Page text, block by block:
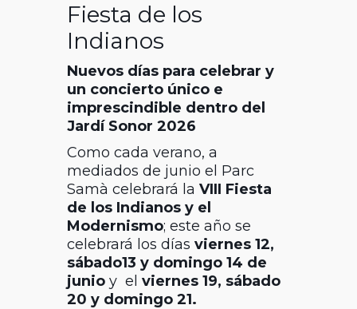
Fiesta de los
Indianos
Nuevos días para celebrar y
un concierto único e
imprescindible dentro del
Jardí Sonor 2026
Como cada verano, a
mediados de junio el Parc
Samà celebrará la VIII Fiesta
de los Indianos y el
Modernismo; este año se
celebrará los días viernes 12,
sábado13 y domingo 14 de
junio y el viernes 19, sábado
20 y domingo 21.